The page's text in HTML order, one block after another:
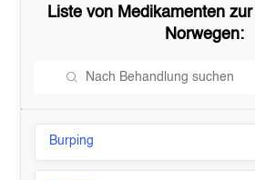
Liste von Medikamenten
Norwegen:
Burping